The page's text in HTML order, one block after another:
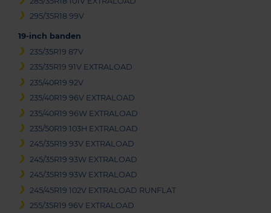
295/35R18 99V
19-inch banden
235/35R19 87V
235/35R19 91V EXTRALOAD
235/40R19 92V
235/40R19 96V EXTRALOAD
235/40R19 96W EXTRALOAD
235/50R19 103H EXTRALOAD
245/35R19 93V EXTRALOAD
245/35R19 93W EXTRALOAD
245/35R19 93W EXTRALOAD
245/45R19 102V EXTRALOAD RUNFLAT
255/35R19 96V EXTRALOAD